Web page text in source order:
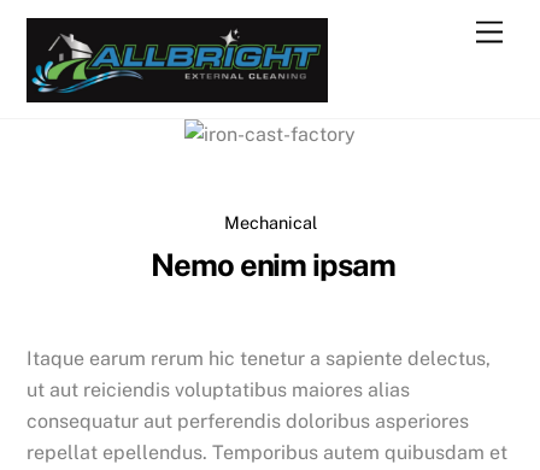
Skip
content
Mechanical
Nemo enim ipsam
Itaque earum rerum hic tenetur a sapiente delectus,
ut aut reiciendis voluptatibus maiores alias
consequatur aut perferendis doloribus asperiores
repellat epellendus. Temporibus autem quibusdam et